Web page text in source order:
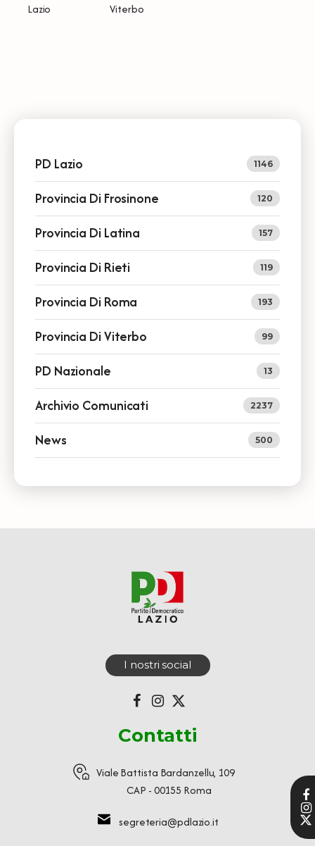
Lazio
Viterbo
PD Lazio 1146
Provincia Di Frosinone 120
Provincia Di Latina 157
Provincia Di Rieti 119
Provincia Di Roma 193
Provincia Di Viterbo 99
PD Nazionale 13
Archivio Comunicati 2237
News 500
I nostri social
Contatti
Viale Battista Bardanzellu, 109
CAP - 00155 Roma
segreteria@pdlazio.it